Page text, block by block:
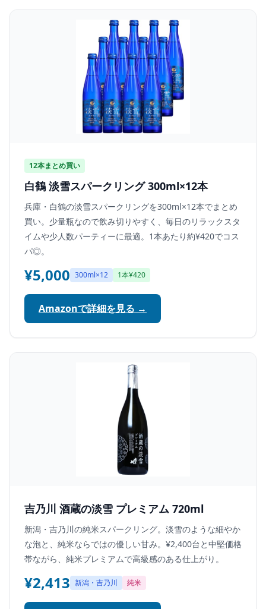
12本まとめ買い
白鶴 淡雪スパークリング 300ml×12本
兵庫・白鶴の淡雪スパークリングを300ml×12本でまとめ
買い。少量瓶なので飲み切りやすく、毎日のリラックスタ
イムや少人数パーティーに最適。1本あたり約¥420でコス
パ◎。
¥5,000 300ml×12 1本¥420
Amazonで詳細を見る →
吉乃川 酒蔵の淡雪 プレミアム 720ml
新潟・吉乃川の純米スパークリング。淡雪のような細やか
な泡と、純米ならではの優しい甘み。¥2,400台と中堅価格
帯ながら、純米プレミアムで高級感のある仕上がり。
¥2,413 新潟・吉乃川 純米